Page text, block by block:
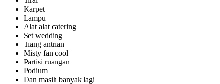
Karpet
Lampu
Alat alat catering
Set wedding
Tiang antrian
Misty fan cool
Partisi ruangan
Podium
Dan masih banyak lagi